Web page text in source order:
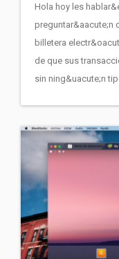
Hola hoy les
preguntar&aacute;n
billetera
de que sus
sin ning&uacute;n